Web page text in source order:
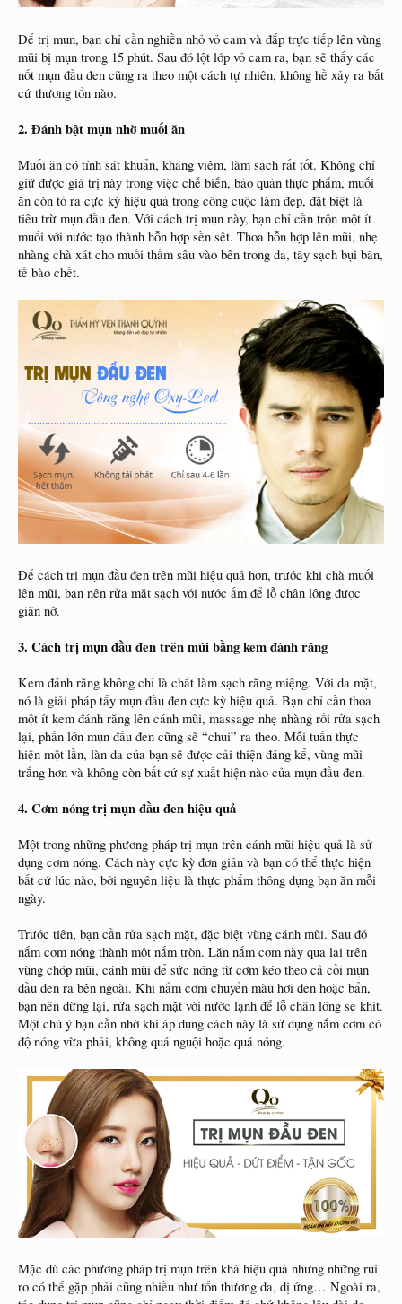
Để trị mụn, bạn chỉ cần nghiền nhỏ vỏ cam và đắp trực tiếp lên vùng
mũi bị mụn trong 15 phút. Sau đó lột lớp vỏ cam ra, bạn sẽ thấy các
nốt mụn đầu đen cũng ra theo một cách tự nhiên, không hề xảy ra bất
cứ thương tổn nào.
2. Đánh bật mụn nhờ muối ăn
Muối ăn có tính sát khuẩn, kháng viêm, làm sạch rất tốt. Không chỉ
giữ được giá trị này trong việc chế biến, bảo quản thực phẩm, muối
ăn còn tỏ ra cực kỳ hiệu quả trong công cuộc làm đẹp, đặt biệt là
tiêu trừ mụn đầu đen. Với cách trị mụn này, bạn chỉ cần trộn một ít
muối với nước tạo thành hỗn hợp sền sệt. Thoa hỗn hợp lên mũi, nhẹ
nhàng chà xát cho muối thấm sâu vào bên trong da, tẩy sạch bụi bẩn,
tế bào chết.
Để cách trị mụn đầu đen trên mũi hiệu quả hơn, trước khi chà muối
lên mũi, bạn nên rửa mặt sạch với nước ấm để lỗ chân lông được
giãn nở.
3. Cách trị mụn đầu đen trên mũi bằng kem đánh răng
Kem đánh răng không chỉ là chất làm sạch răng miệng. Với da mặt,
nó là giải pháp tẩy mụn đầu đen cực kỳ hiệu quả. Bạn chỉ cần thoa
một ít kem đánh răng lên cánh mũi, massage nhẹ nhàng rồi rửa sạch
lại, phần lớn mụn đầu đen cũng sẽ “chui” ra theo. Mỗi tuần thực
hiện một lần, làn da của bạn sẽ được cải thiện đáng kể, vùng mũi
trắng hơn và không còn bất cứ sự xuất hiện nào của mụn đầu đen.
4. Cơm nóng trị mụn đầu đen hiệu quả
Một trong những phương pháp trị mụn trên cánh mũi hiệu quả là sử
dụng cơm nóng. Cách này cực kỳ đơn giản và bạn có thể thực hiện
bất cứ lúc nào, bởi nguyên liệu là thực phẩm thông dụng bạn ăn mỗi
ngày.
Trước tiên, bạn cần rửa sạch mặt, đặc biệt vùng cánh mũi. Sau đó
nắm cơm nóng thành một nắm tròn. Lăn nắm cơm này qua lại trên
vùng chóp mũi, cánh mũi để sức nóng từ cơm kéo theo cả cồi mụn
đầu đen ra bên ngoài. Khi nắm cơm chuyển màu hơi đen hoặc bẩn,
bạn nên dừng lại, rửa sạch mặt với nước lạnh để lỗ chân lông se khít.
Một chú ý bạn cần nhớ khi áp dụng cách này là sử dụng nắm cơm có
độ nóng vừa phải, không quá nguội hoặc quá nóng.
Mặc dù các phương pháp trị mụn trên khá hiệu quả nhưng những rủi
ro có thể gặp phải cũng nhiều như tổn thương da, dị ứng… Ngoài ra,